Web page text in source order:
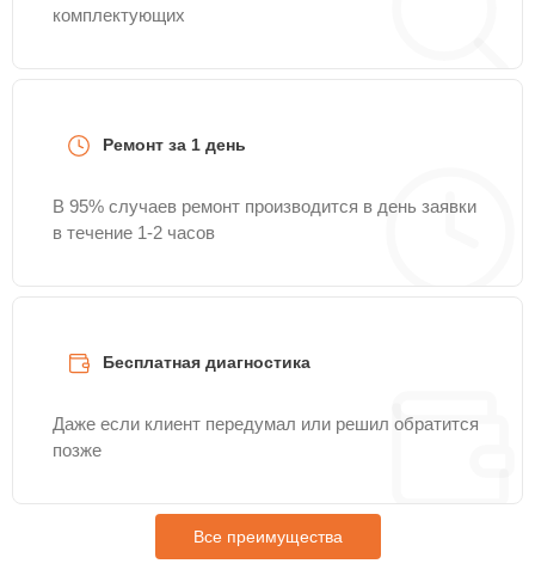
комплектующих
Ремонт за 1 день
В 95% случаев ремонт производится в день заявки
в течение 1-2 часов
Бесплатная диагностика
Даже если клиент передумал или решил обратится
позже
Все преимущества